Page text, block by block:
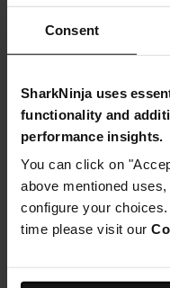
Consent
SharkNinja uses
functionality and
performance insights.
You can click on
above mentioned
configure your
time please visit our
Air Fryer Ninja DoubleStack
verticale, 9.5L, 6-en-1
Modèle: SL400EU
4.3
(2173)
2 zones de cuisson
superposées